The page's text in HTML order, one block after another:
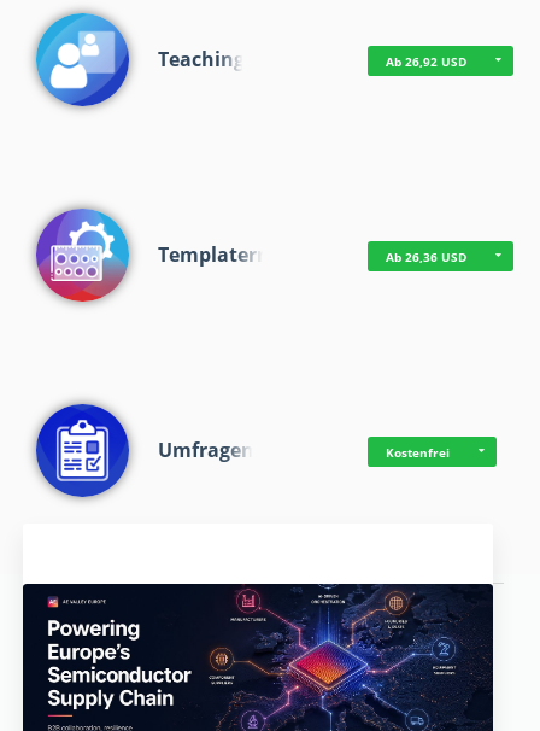
Teaching Ab 26,92 USD
Templaterr Ab 26,36 USD
Umfragen Kostenfrei